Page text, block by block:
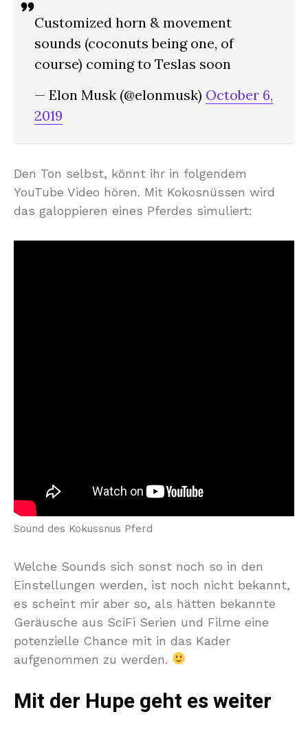
Customized horn & movement
sounds (coconuts being one, of
course) coming to Teslas soon
— Elon Musk (@elonmusk) October 6,
2019
Den Ton selbst, könnt ihr in folgendem
YouTube Video hören. Mit Kokosnüssen wird
das galoppieren eines Pferdes simuliert:
Sound des Kokussnus Pferd
Welche Sounds sich sonst noch so in den
Einstellungen werden, ist noch nicht bekannt,
es scheint mir aber so, als hätten bekannte
Geräusche aus SciFi Serien und Filme eine
potenzielle Chance mit in das Kader
aufgenommen zu werden.
Mit der Hupe geht es weiter